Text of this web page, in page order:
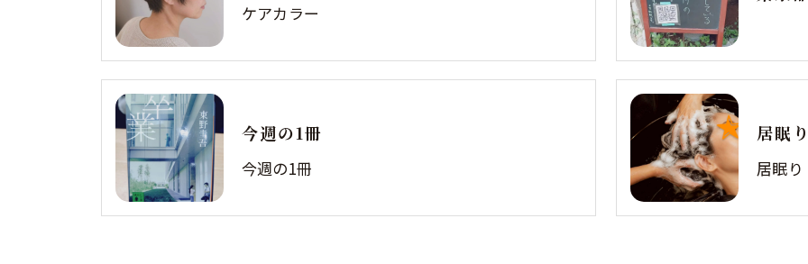
ケアカラー
今週の1冊
今週の1冊
居眠り
居眠り